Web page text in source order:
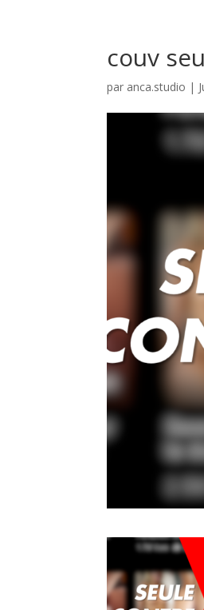
couv
par anca.studio |